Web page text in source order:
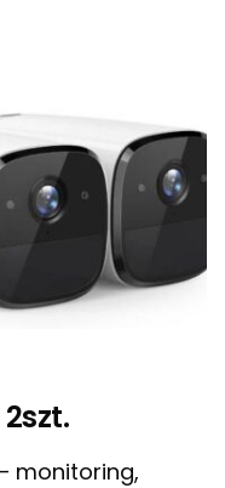
monitoring,